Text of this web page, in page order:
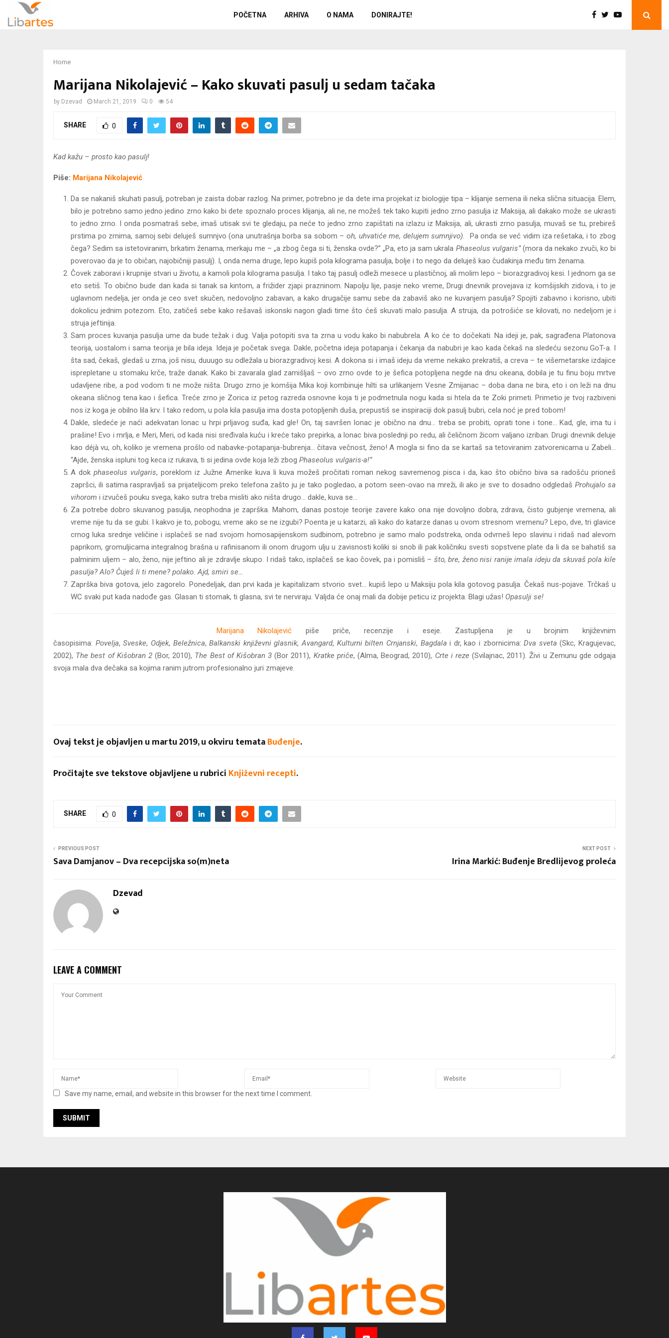
POČETNA ARHIVA O NAMA DONIRAJTE!
Home
Marijana Nikolajević – Kako skuvati pasulj u sedam tačaka
by Dzevad March 21, 2019 0 54
SHARE 0
Kad kažu – prosto kao pasulj!
Piše: Marijana Nikolajević
Da se nakaniš skuhati pasulj, potreban je zaista dobar razlog. Na primer, potrebno je da dete ima projekat iz biologije tipa – klijanje semena ili neka slična situacija. Elem,
bilo je potrebno samo jedno jedino zrno kako bi dete spoznalo proces klijanja, ali ne, ne možeš tek tako kupiti jedno zrno pasulja iz Maksija, ali dakako može se ukrasti
to jedno zrno. I onda posmatraš sebe, imaš utisak svi te gledaju, pa neće to jedno zrno zapištati na izlazu iz Maksija, ali, ukrasti zrno pasulja, muvaš se tu, prebireš
prstima po zrnima, samoj sebi deluješ sumnjvo (ona unutrašnja borba sa sobom – oh, uhvatiće me, delujem sumnjivo).
Pa onda se već vidim iza rešetaka, i to zbog
čega? Sedim sa istetoviranim, brkatim ženama, merkaju me – „a zbog čega si ti, ženska ovde?” „Pa, eto ja sam ukrala Phaseolus vulgaris”(mora da nekako zvuči, ko bi
poverovao da je to običan, najobičniji pasulj). I, onda nema druge, lepo kupiš pola kilograma pasulja, bolje i to nego da deluješ kao čudakinja među tim ženama.
Čovek zaboravi i krupnije stvari u životu, a kamoli pola kilograma pasulja. I tako taj pasulj odleži mesece u plastičnoj, ali molim lepo – biorazgradivoj kesi. I jednom ga se
eto setiš. To obično bude dan kada si tanak sa kintom, a frižider zjapi prazninom. Napolju lije, pasje neko vreme, Drugi dnevnik provejava iz komšijskih zidova, i to je
uglavnom nedelja, jer onda je ceo svet skučen, nedovoljno zabavan, a kako drugačije samu sebe da zabaviš ako ne kuvanjem pasulja? Spojiti zabavno i korisno, ubiti
dokolicu jednim potezom. Eto, zatičeš sebe kako rešavaš iskonski nagon gladi time što ćeš skuvati malo pasulja. A struja, da potrošiće se kilovati, no nedeljom je i
struja jeftinija.
Sam proces kuvanja pasulja ume da bude težak i dug. Valja potopiti sva ta zrna u vodu kako bi nabubrela. A ko će to dočekati. Na ideji je, pak, sagrađena Platonova
teorija, uostalom i sama teorija je bila ideja. Ideja je početak svega. Dakle, početna ideja potapanja i čekanja da nabubri je kao kada čekaš na sledeću sezonu GoT-a. I
šta sad, čekaš, gledaš u zrna, još nisu, duuugo su odležala u biorazgradivoj kesi. A dokona si i imaš ideju da vreme nekako prekratiš, a creva – te višemetarske izdajice
isprepletane u stomaku krče, traže danak. Kako bi zavarala glad zamišljaš – ovo zrno ovde to je šefica potopljena negde na dnu okeana, dobila je tu finu boju mrtve
udavljene ribe, a pod vodom ti ne može ništa. Drugo zrno je komšija Mika koji kombinuje hilti sa urlikanjem Vesne Zmijanac – doba dana ne bira, eto i on leži na dnu
okeana sličnog tena kao i šefica. Treće zrno je Zorica iz petog razreda osnovne koja ti je podmetnula nogu kada si htela da te Zoki primeti. Primetio je tvoj razbiveni
nos iz koga je obilno lila krv. I tako redom, u pola kila pasulja ima dosta potopljenih duša, prepustiš se inspiraciji dok pasulj bubri, cela noć je pred tobom!
Dakle, sledeće je naći adekvatan lonac u hrpi prljavog suđa, kad gle! On, taj savršen lonac je obično na dnu… treba se probiti, oprati tone i tone… Kad, gle, ima tu i
prašine! Evo i mrlja, e Meri, Meri, od kada nisi sređivala kuću i kreće tako prepirka, a lonac biva poslednji po redu, ali čeličnom žicom valjano izriban. Drugi dnevnik deluje
kao déjà vu, oh, koliko je vremena prošlo od nabavke-potapanja-bubrenja… čitava večnost, ženo! A mogla si fino da se kartaš sa tetoviranim zatvorenicama u Zabeli…
“Ajde, ženska ispluni tog keca iz rukava, ti si jedina ovde koja leži zbog Phaseolus vulgaris-a!”
A dok phaseolus vulgaris, poreklom iz Južne Amerike kuva li kuva možeš pročitati roman nekog savremenog pisca i da, kao što obično biva sa radošću prioneš
zapršci, ili satima raspravljaš sa prijateljicom preko telefona zašto ju je tako pogledao, a potom seen-ovao na mreži, ili ako je sve to dosadno odgledašProhujalo sa
vihorom i izvučeš pouku svega, kako sutra treba misliti ako ništa drugo… dakle, kuva se…
Za potrebe dobro skuvanog pasulja, neophodna je zaprška. Mahom, danas postoje teorije zavere kako ona nije dovoljno dobra, zdrava, čisto gubjenje vremena, ali
vreme nije tu da se gubi. I kakvo je to, pobogu, vreme ako se ne izgubi? Poenta je u katarzi, ali kako do katarze danas u ovom stresnom vremenu? Lepo, dve, tri glavice
crnog luka srednje veličine i isplačeš se nad svojom homosapijenskom sudbinom, potrebno je samo malo podstreka, onda odvrneš lepo slavinu i ridaš nad alevom
paprikom, gromuljicama integralnog brašna u rafinisanom ili onom drugom ulju u zavisnosti koliki si snob ili pak količniku svesti sopstvene plate da li da se bahatiš sa
palminim uljem – alo, ženo, nije jeftino ali je zdravlje skupo. I ridaš tako, isplačeš se kao čovek, pa i pomisliš – što, bre, ženo nisi ranije imala ideju da skuvaš pola kile
pasulja? Alo? Čuješ li ti mene? polako. Ajd, smiri se…
Zaprška biva gotova, jelo zagorelo. Ponedeljak, dan prvi kada je kapitalizam stvorio svet… kupiš lepo u Maksiju pola kila gotovog pasulja. Čekaš nus-pojave. Trčkaš u
WC svaki put kada nadođe gas. Glasan ti stomak, ti glasna, svi te nerviraju. Valjda će onaj mali da dobije peticu iz projekta. Blagi užas! Opasulji se!
Marijana Nikolajević piše priče, recenzije i eseje. Zastupljena je u brojnim književnim
časopisima: Povelja,Sveske, Odjek, Beležnica,Balkanski književni glasnik,Avangard, Kulturni bilten Crnjanski, Bagdala i dr, kao i zbornicima:Dva sveta (Skc, Kragujevac,
2002), The best of Kišobran 2(Bor, 2010), The Best of Kišobran 3 (Bor 2011), Kratke priče, (Alma, Beograd, 2010), Crte i reze(Svilajnac, 2011). Živi u Zemunu gde odgaja
svoja mala dva dečaka sa kojima ranim jutrom profesionalno juri zmajeve.
Ovaj tekst je objavljen u martu 2019, u okviru temataBuđenje.
Pročitajte sve tekstove objavljene u rubrici Književni recepti.
SHARE 0
PREVIOUS POST
Sava Damjanov – Dva recepcijska so(m)neta
NEXT POST
Irina Markić: Buđenje Bredlijevog proleća
Dzevad
LEAVE A COMMENT
Save my name, email, and website in this browser for the next time I comment.